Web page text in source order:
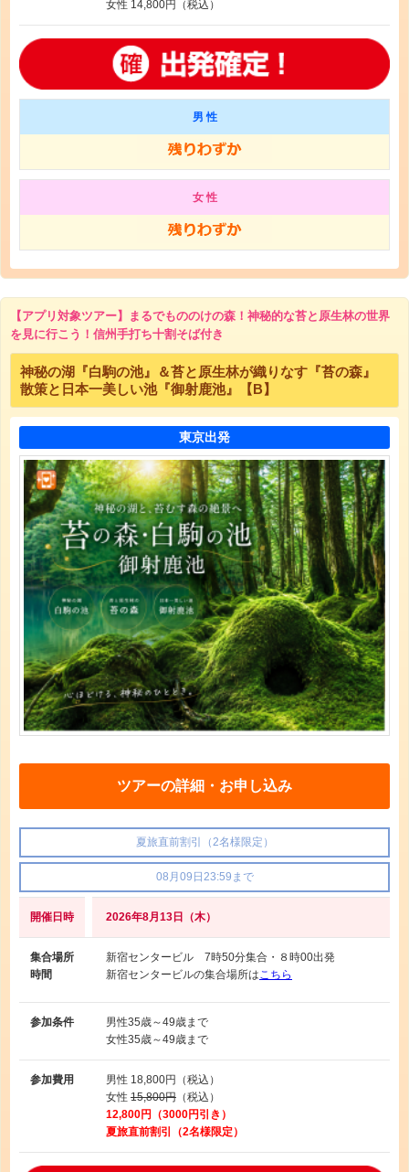
女性 14,800円（税込）
男 性
女 性
【アプリ対象ツアー】まるでもののけの森！神秘的な苔と原生林の世界
を見に行こう！信州手打ち十割そば付き
神秘の湖『白駒の池』＆苔と原生林が織りなす『苔の森』
散策と日本一美しい池『御射鹿池』【B】
東京出発
ツアーの詳細・お申し込み
夏旅直前割引（2名様限定）
08月09日23:59まで
開催日時 2026年8月13日（木）
集合場所
時間
新宿センタービル 7時50分集合・８時00出発
新宿センタービルの集合場所はこちら
参加条件 男性35歳～49歳まで
女性35歳～49歳まで
参加費用 男性 18,800円（税込）
女性 15,800円 （税込）
12,800円（3000円引き）
夏旅直前割引（2名様限定）